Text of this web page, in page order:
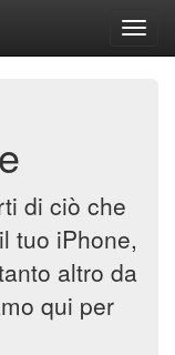
di ciò che
tuo iPhone,
altro da
qui per